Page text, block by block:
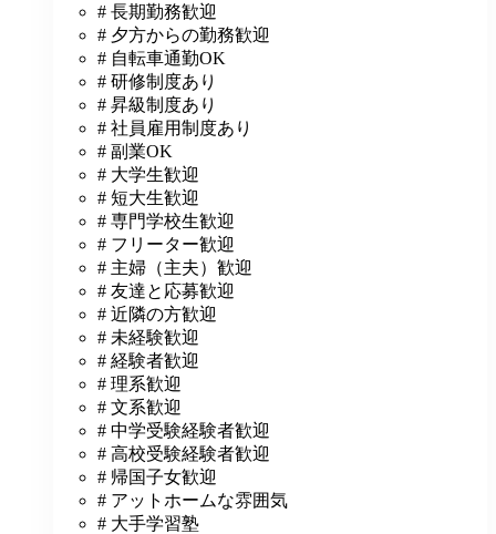
# 長期勤務歓迎
# 夕方からの勤務歓迎
# 自転車通勤OK
# 研修制度あり
# 昇級制度あり
# 社員雇用制度あり
# 副業OK
# 大学生歓迎
# 短大生歓迎
# 専門学校生歓迎
# フリーター歓迎
# 主婦（主夫）歓迎
# 友達と応募歓迎
# 近隣の方歓迎
# 未経験歓迎
# 経験者歓迎
# 理系歓迎
# 文系歓迎
# 中学受験経験者歓迎
# 高校受験経験者歓迎
# 帰国子女歓迎
# アットホームな雰囲気
# 大手学習塾